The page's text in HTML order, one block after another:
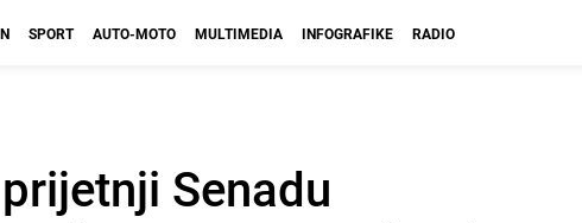
SPORT AUTO-MOTO MULTIMEDIA INFOGRAFIKE RADIO
Senadu